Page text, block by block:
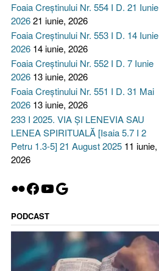
Foaia Creștinului Nr. 554 I D. 21 Iunie
202621 iunie, 2026
Foaia Creștinului Nr. 553 I D. 14 Iunie
2026 14 iunie, 2026
Foaia Creștinului Nr. 552 I D. 7 Iunie
2026 13 iunie, 2026
Foaia Creștinului Nr. 551 I D. 31 Mai
2026 13 iunie, 2026
233 I 2025. VIA ȘI LENEVIA SAU
LENEA SPIRITUALĂ [Isaia 5.7 I 2
Petru 1.3-5] 21 August 2025 11 iunie,
2026
Flickr
Facebook
YouTube
Google
PODCAST